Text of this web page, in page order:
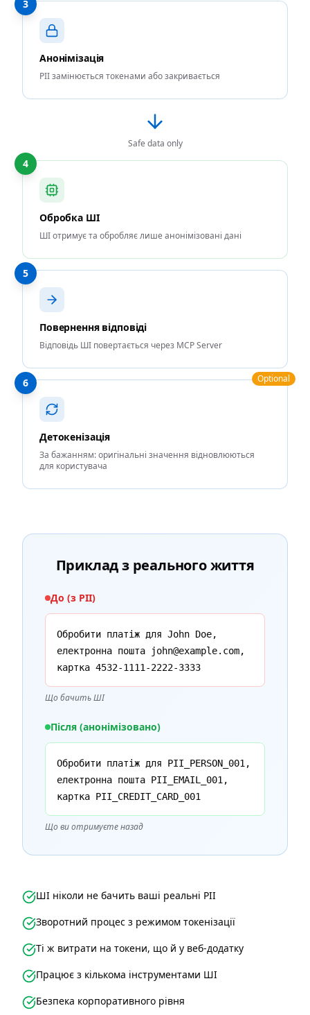
3
Анонімізація
PII замінюється токенами або закривається
Safe data only
4
Обробка ШІ
ШІ отримує та обробляє лише анонімізовані дані
5
Повернення відповіді
Відповідь ШІ повертається через MCP Server
6 Optional
Детокенізація
За бажанням: оригінальні значення відновлюються
для користувача
Приклад з реального життя
До (з PII)
Обробити платіж для John Doe,
електронна пошта john@example.com,
картка 4532-1111-2222-3333
Що бачить ШІ
Після (анонімізовано)
Обробити платіж для PII_PERSON_001,
електронна пошта PII_EMAIL_001,
картка PII_CREDIT_CARD_001
Що ви отримуєте назад
ШІ ніколи не бачить ваші реальні PII
Зворотний процес з режимом токенізації
Ті ж витрати на токени, що й у веб-додатку
Працює з кількома інструментами ШІ
Безпека корпоративного рівня